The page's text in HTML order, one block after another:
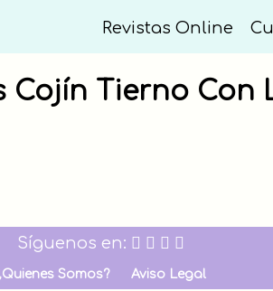
Revistas Online
Cojín Tierno Con
Síguenos en:
Somos? Aviso Legal